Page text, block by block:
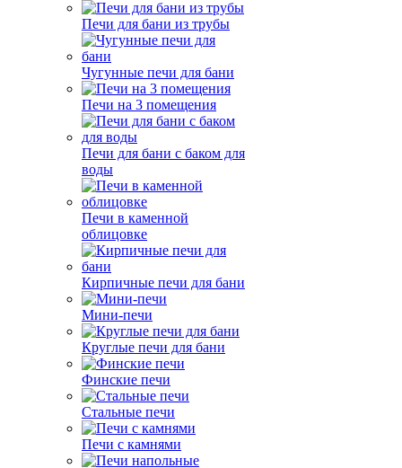
Печи для бани из трубы
Чугунные печи для бани
Печи на 3 помещения
Печи для бани с баком для
воды
Печи в каменной
облицовке
Кирпичные печи для бани
Мини-печи
Круглые печи для бани
Финские печи
Стальные печи
Печи с камнями